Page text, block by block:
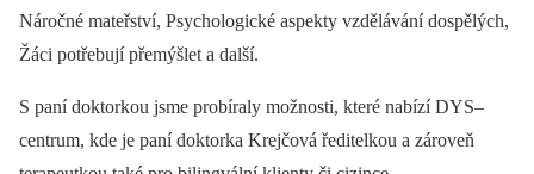
Náročné mateřství, Psychologické aspekty vzdělávání dospělých,
Žáci potřebují přemýšlet a další.
S paní doktorkou jsme probíraly možnosti, které nabízí DYS–
centrum, kde je paní doktorka Krejčová ředitelkou a zároveň